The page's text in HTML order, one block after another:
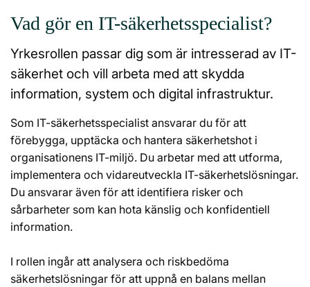
Vad gör en IT-säkerhetsspecialist?
Yrkesrollen passar dig som är intresserad av IT-
säkerhet och vill arbeta med att skydda
information, system och digital infrastruktur.
Som IT-säkerhetsspecialist ansvarar du för att
förebygga, upptäcka och hantera säkerhetshot i
organisationens IT-miljö. Du arbetar med att utforma,
implementera och vidareutveckla IT-säkerhetslösningar.
Du ansvarar även för att identifiera risker och
sårbarheter som kan hota känslig och konfidentiell
information.
I rollen ingår att analysera och riskbedöma
säkerhetslösningar för att uppnå en balans mellan